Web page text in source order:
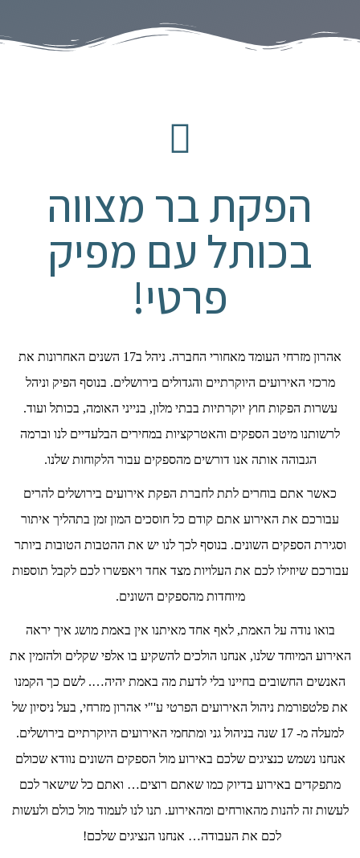
הפקת בר מצווה
בכותל עם מפיק
פרטי!
אהרון מזרחי העומד מאחורי החברה. ניהל ב17 השנים האחרונות את
מרכזי האירועים היוקרתיים והגדולים בירושלים. בנוסף הפיק וניהל
עשרות הפקות חוץ יוקרתיות בבתי מלון, בנייני האומה, בכותל ועוד.
לרשותנו מיטב הספקים והאטרקציות במחירים הבלעדיים לנו וברמה
הגבוהה אותה אנו דורשים מהספקים עבור הלקוחות שלנו.
כאשר אתם בוחרים לתת לחברת הפקת אירועים בירושלים להרים
עבורכם את האירוע אתם קודם כל חוסכים המון זמן בתהליך איתור
וסגירת הספקים השונים. בנוסף לכך לנו יש את ההטבות הטובות ביותר
עבורכם שיוזילו לכם את העלויות מצד אחד ויאפשרו לכם לקבל תוספות
מיוחדות מהספקים השונים.
בואו נודה על האמת, לאף אחד מאיתנו אין באמת מושג איך יראה
האירוע המיוחד שלנו, אנחנו הולכים להשקיע בו אלפי שקלים ולהזמין את
האנשים החשובים בחיינו בלי לדעת מה באמת יהיה…. לשם כך הקמנו
את פלטפורמת ניהול האירועים הפרטי ע'"י אהרון מזרחי, בעל ניסיון של
למעלה מ- 17 שנה בניהול גני ומתחמי האירועים היוקרתיים בירושלים.
אנחנו נשמש כנציגים שלכם באירוע מול הספקים השונים נוודא שכולם
מתפקדים באירוע בדיוק כמו שאתם רוצים… ואתם כל שישאר לכם
לעשות זה להנות מהאורחים ומהאירוע. תנו לנו לעמוד מול כולם ולעשות
לכם את העבודה… אנחנו הנציגים שלכם!